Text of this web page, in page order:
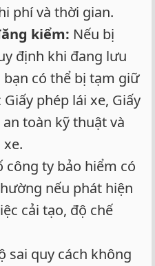
phí và thời gian.
kiểm: Nếu bị
định khi đang lưu
có thể bị tạm giữ
phép lái xe, Giấy
toàn kỹ thuật và
công ty bảo hiểm có
nếu phát hiện
cải tạo, độ chế
sai quy cách không